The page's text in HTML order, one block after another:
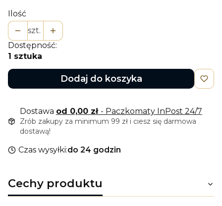
Ilość
szt.
Dostępność:
1 sztuka
Dodaj do koszyka
Dostawa od 0,00 zł - Paczkomaty InPost 24/7
Zrób zakupy za minimum 99 zł i ciesz się darmowa
dostawą!
Czas wysyłki:do 24 godzin
Cechy produktu